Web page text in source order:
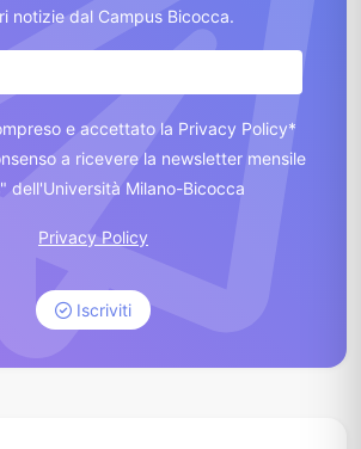
notizie dal Campus Bicocca.
e accettato la Privacy Policy*
a ricevere la newsletter mensile
dell'Università Milano-Bicocca
Privacy Policy
Iscriviti